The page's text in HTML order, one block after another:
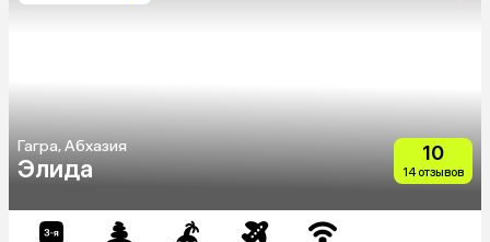
Гагра, Абхазия
Элида
10
14 отзывов